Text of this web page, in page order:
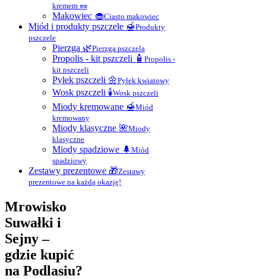
kremem 🥜
Makowiec 🧁Ciasto makowiec
Miód i produkty pszczele 🍯Produkty
pszczele
Pierzga 🌿Pierzga pszczela
Propolis - kit pszczeli 🧴 Propolis -
kit pszczeli
Pyłek pszczeli 🌼Pyłek kwiatowy
Wosk pszczeli 🕯Wosk pszczeli
Miody kremowane 🍯Miód
kremowany
Miody klasyczne 🌺Miody
klasyczne
Miody spadziowe 🌲 Miód
spadziowy
Zestawy prezentowe 🎁Zestawy
prezentowe na każdą okazję!
Mrowisko
Suwałki i
Sejny –
gdzie kupić
na Podlasiu?